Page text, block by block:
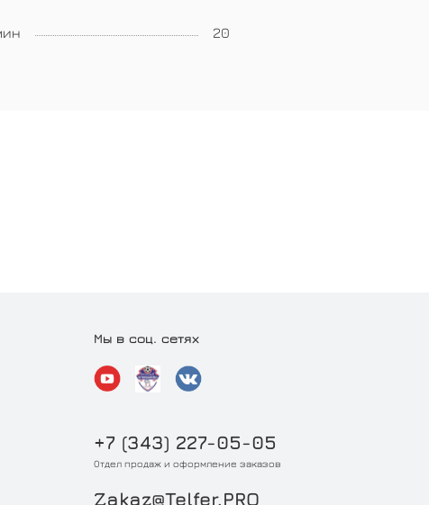
20
Мы в соц. сетях
+7 (343) 227-05-05
Отдел продаж и оформление заказов
Zakaz@Telfer.PRO